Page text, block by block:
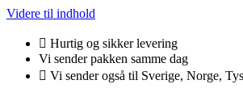
Videre til indhold
Hurtig og sikker levering
Vi sender pakken samme dag
Vi sender også til Sverige, Norge,